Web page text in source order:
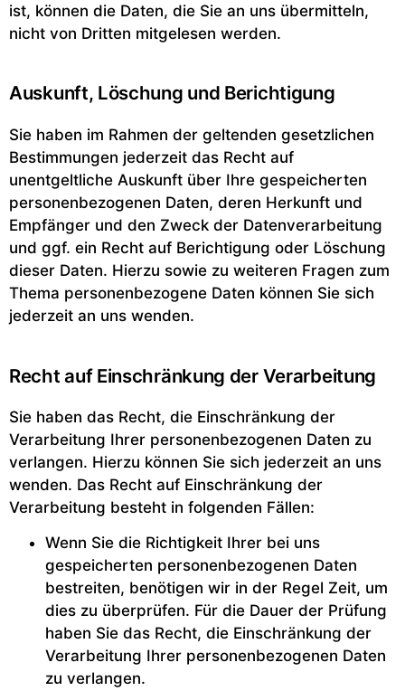
ist, können die Daten, die Sie an uns übermitteln,
nicht von Dritten mitgelesen werden.
Auskunft, Löschung und Berichtigung
Sie haben im Rahmen der geltenden gesetzlichen
Bestimmungen jederzeit das Recht auf
unentgeltliche Auskunft über Ihre gespeicherten
personenbezogenen Daten, deren Herkunft und
Empfänger und den Zweck der Datenverarbeitung
und ggf. ein Recht auf Berichtigung oder Löschung
dieser Daten. Hierzu sowie zu weiteren Fragen zum
Thema personenbezogene Daten können Sie sich
jederzeit an uns wenden.
Recht auf Einschränkung der Verarbeitung
Sie haben das Recht, die Einschränkung der
Verarbeitung Ihrer personenbezogenen Daten zu
verlangen. Hierzu können Sie sich jederzeit an uns
wenden. Das Recht auf Einschränkung der
Verarbeitung besteht in folgenden Fällen:
Wenn Sie die Richtigkeit Ihrer bei uns
gespeicherten personenbezogenen Daten
bestreiten, benötigen wir in der Regel Zeit, um
dies zu überprüfen. Für die Dauer der Prüfung
haben Sie das Recht, die Einschränkung der
Verarbeitung Ihrer personenbezogenen Daten
zu verlangen.